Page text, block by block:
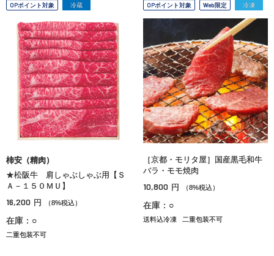
OPポイント対象 冷蔵
柿安（精肉）
★松阪牛 肩しゃぶしゃぶ用【Ｓ
Ａ－１５０ＭＵ】
16,200 円 （8%税込）
在庫：○
二重包装不可
OPポイント対象 Web限定 冷凍
［京都・モリタ屋］国産黒毛和牛
バラ・モモ焼肉
10,800 円 （8%税込）
在庫：○
送料込冷凍 二重包装不可